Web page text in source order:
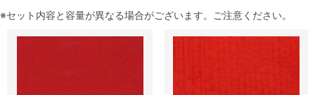
※セット内容と容量が異なる場合がございます。ご注意ください。